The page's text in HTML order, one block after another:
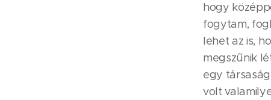
hogy
fogytam,
lehet az is,
megszűnik
egy
volt